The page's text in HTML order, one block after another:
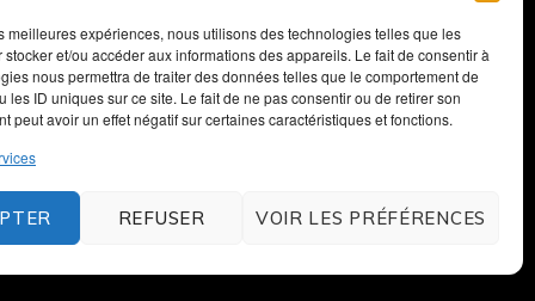
meilleures expériences, nous utilisons des technologies telles que les
stocker et/ou accéder aux informations des appareils. Le fait de consentir à
nous permettra de traiter des données telles que le comportement de
les ID uniques sur ce site. Le fait de ne pas consentir ou de retirer son
peut avoir un effet négatif sur certaines caractéristiques et fonctions.
REFUSER VOIR LES PRÉFÉRENCES
aussi que la fondation de l’État d’Israël,
de colonisation d’une « terre sans peuple pour
peuple sans terre », s’est faite aux dépens d’un autre
le peuple palestinien.